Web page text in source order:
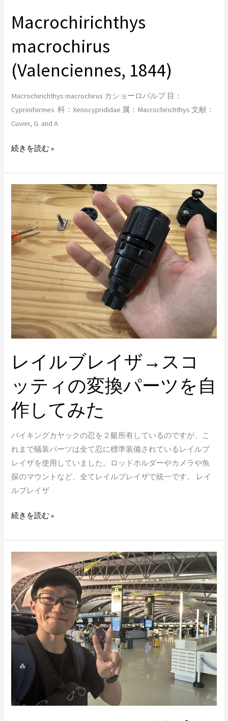
Macrochirichthys
macrochirus
(Valenciennes, 1844)
Macrochirichthys macrochirus カショーロバルブ 目：
Cypriniformes 科：Xenocyprididae 属：Macrochirichthys 文献：
Cuvier, G. and A
Macrochirichthys
macrochirus
(Valenciennes,
続きを読む »
レイルブレイザ→スコ
ッティの変換パーツを自
作してみた
バイキングカヤックの忍を２艇所有しているのですが、こ
れまで艤装パーツは全て忍に標準装備されているレイルブ
レイザを使用していました。ロッドホルダーやカメラや魚
探のマウントなど、全てレイルブレイザで統一です。 レイ
ルブレイザ
レ
イ
ル
ブ
レ
イ
ザ
→
ス
コ
ッ
ィ
の
変
換
パ
ツ
を
自
作
し
み
続きを読む »
カ
リ
マ
ン
タ
ン